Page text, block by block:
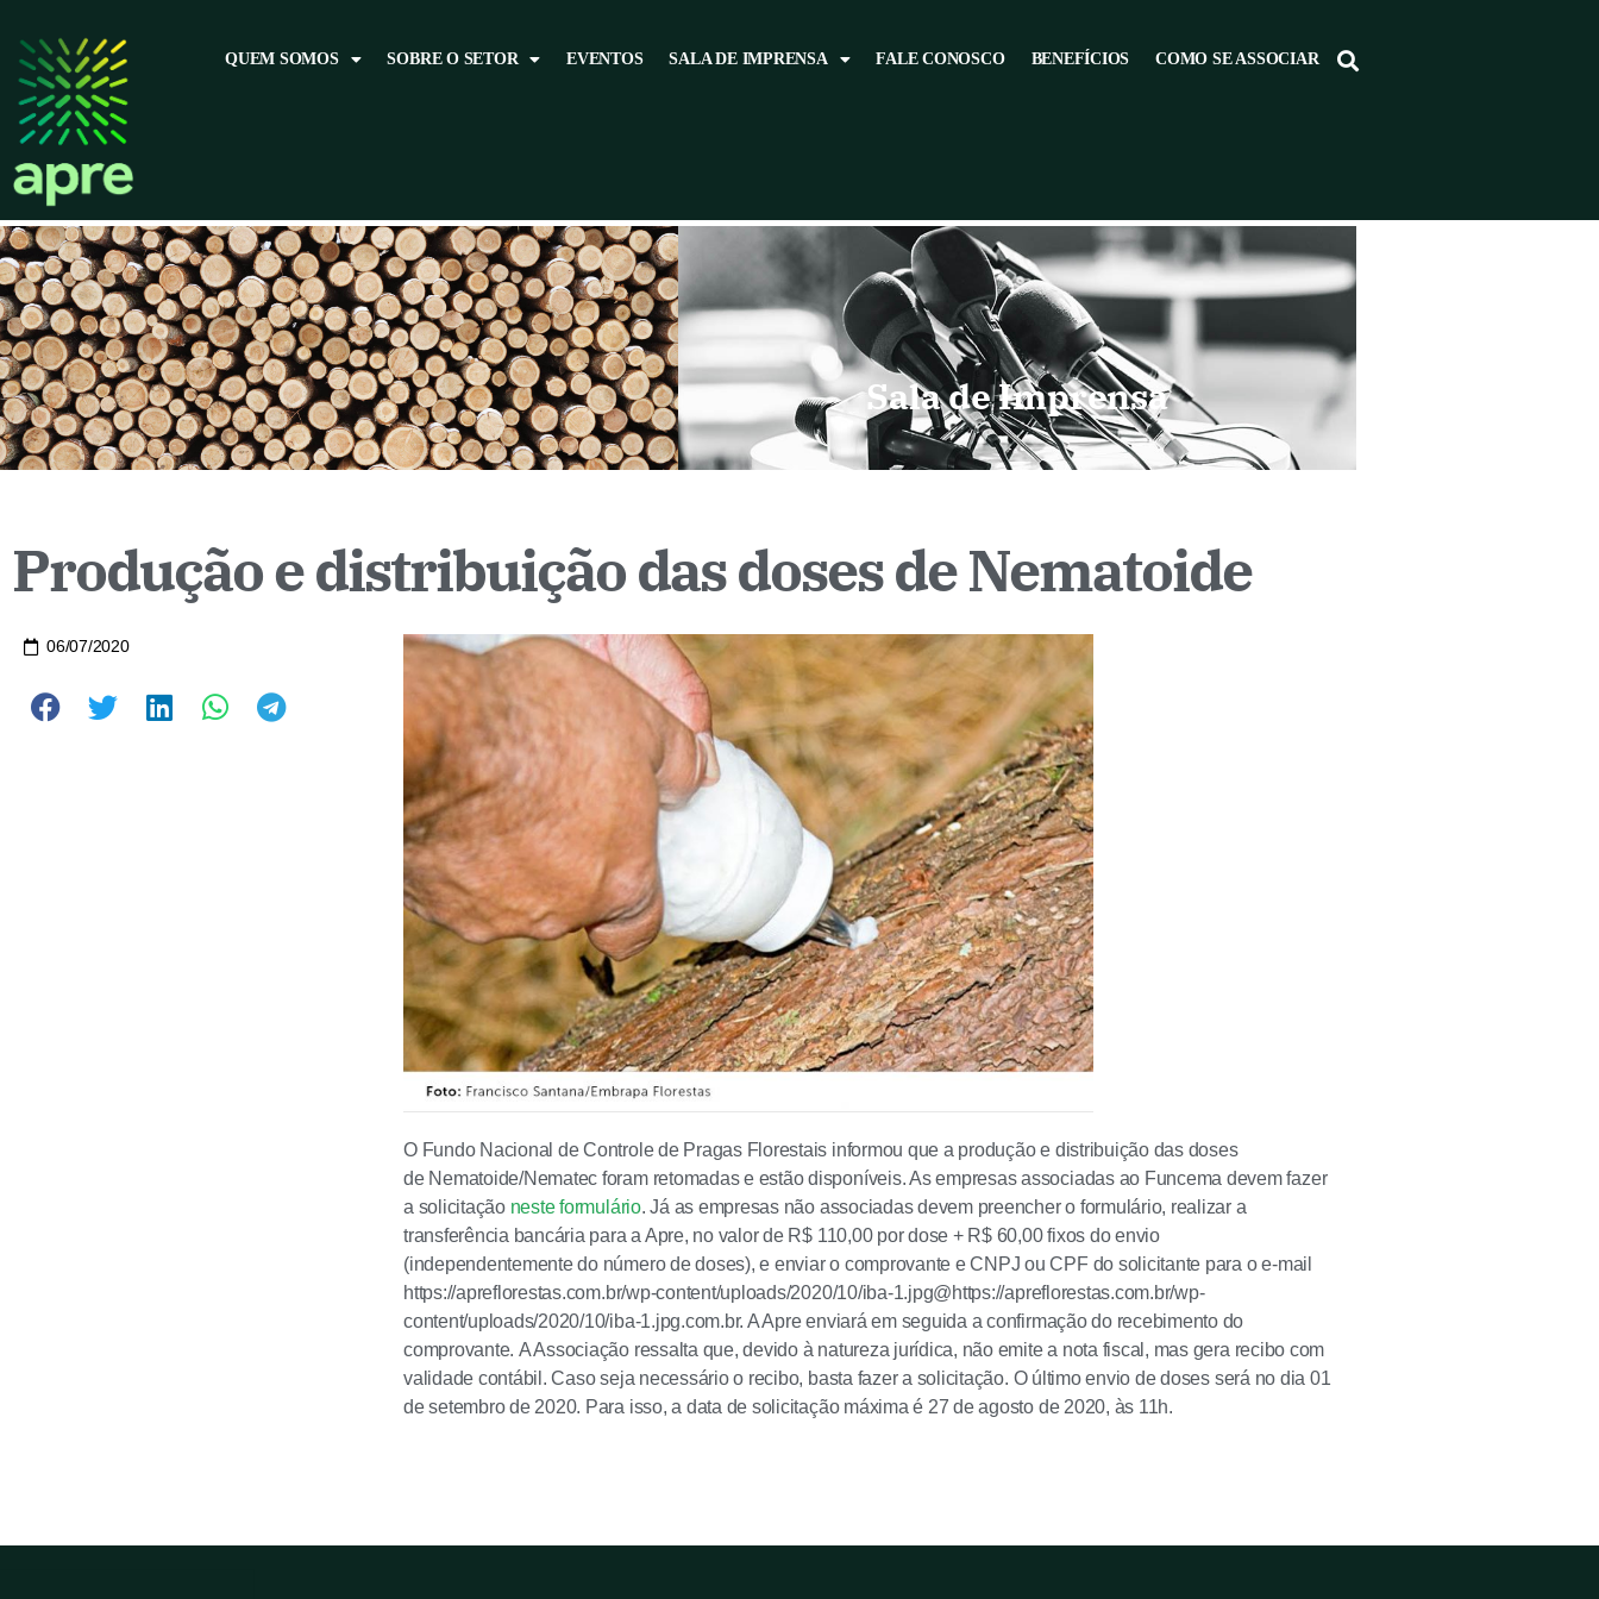
QUEM SOMOS SOBRE O SETOR EVENTOS SALA DE IMPRENSA FALE CONOSCO BENEFÍCIOS COMO SE ASSOCIAR
Sala de Imprensa
Produção e distribuição das doses de Nematoide
06/07/2020
O Fundo Nacional de Controle de Pragas Florestais informou que a produção e distribuição das doses
de Nematoide/Nematec foram retomadas e estão disponíveis. As empresas associadas ao Funcema devem fazer
a solicitação neste formulário. Já as empresas não associadas devem preencher o formulário, realizar a
transferência bancária para a Apre, no valor de R$ 110,00 por dose + R$ 60,00 fixos do envio
(independentemente do número de doses), e enviar o comprovante e CNPJ ou CPF do solicitante para o e-mail
https://apreflorestas.com.br/wp-content/uploads/2020/10/iba-1.jpg@https://apreflorestas.com.br/wp-
content/uploads/2020/10/iba-1.jpg.com.br. A Apre enviará em seguida a confirmação do recebimento do
comprovante. A Associação ressalta que, devido à natureza jurídica, não emite a nota fiscal, mas gera recibo com
validade contábil. Caso seja necessário o recibo, basta fazer a solicitação. O último envio de doses será no dia 01
de setembro de 2020. Para isso, a data de solicitação máxima é 27 de agosto de 2020, às 11h.